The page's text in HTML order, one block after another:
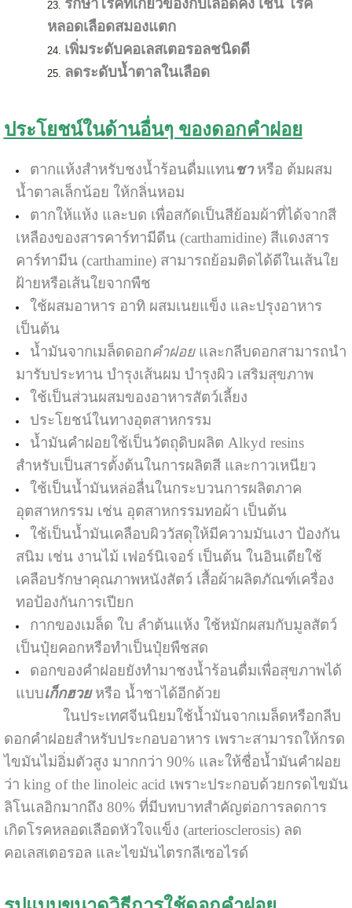
รักษาโรคที่เกี่ยวข้องกับเลือดคั่ง เช่น โรค
หลอดเลือดสมองแตก
เพิ่มระดับคอเลสเตอรอลชนิดดี
ลดระดับน้ำตาลในเลือด
ประโยชน์ในด้านอื่นๆ ของดอกคำฝอย
ตากแห้งสำหรับชงน้ำร้อนดื่มแทนชาหรือ ต้มผสม
น้ำตาลเล็กน้อย ให้กลิ่นหอม
ตากให้แห้ง และบด เพื่อสกัดเป็นสีย้อมผ้าที่ได้จากสี
เหลืองของสารคาร์ทามีดีน (carthamidine) สีแดงสาร
คาร์ทามีน (carthamine) สามารถย้อมติดได้ดีในเส้นใย
ฝ้ายหรือเส้นใยจากพืช
ใช้ผสมอาหาร อาทิ ผสมเนยแข็ง และปรุงอาหาร
เป็นต้น
น้ำมันจากเมล็ดดอกคำฝอยและกลีบดอกสามารถนำ
มารับประทาน บำรุงเส้นผม บำรุงผิว เสริมสุขภาพ
ใช้เป็นส่วนผสมของอาหารสัตว์เลี้ยง
ประโยชน์ในทางอุตสาหกรรม
น้ำมันคำฝอยใช้เป็นวัตถุดิบผลิต Alkyd resins
สำหรับเป็นสารตั้งต้นในการผลิตสี และกาวเหนียว
ใช้เป็นน้ำมันหล่อลื่นในกระบวนการผลิตภาค
อุตสาหกรรม เช่น อุตสาหกรรมทอผ้า เป็นต้น
ใช้เป็นน้ำมันเคลือบผิววัสดุให้มีความมันเงา ป้องกัน
สนิม เช่น งานไม้ เฟอร์นิเจอร์ เป็นต้น ในอินเดียใช้
เคลือบรักษาคุณภาพหนังสัตว์ เสื้อผ้าผลิตภัณฑ์เครื่อง
ทอป้องกันการเปียก
กากของเมล็ด ใบ ลำต้นแห้ง ใช้หมักผสมกับมูลสัตว์
เป็นปุ๋ยคอกหรือทำเป็นปุ๋ยพืชสด
ดอกของคำฝอยยังทำมาชงน้ำร้อนดื่มเพื่อสุขภาพได้
แบบเก็กฮวยหรือ น้ำชาได้อีกด้วย
ในประเทศจีนนิยมใช้น้ำมันจากเมล็ดหรือกลีบ
ดอกคำฝอยสำหรับประกอบอาหาร เพราะสามารถให้กรด
ไขมันไม่อิ่มตัวสูง มากกว่า 90% และให้ชื่อน้ำมันคำฝอย
ว่า king of the linoleic acid เพราะประกอบด้วยกรดไขมัน
ลิโนเลอิกมากถึง 80% ที่มีบทบาทสำคัญต่อการลดการ
เกิดโรคหลอดเลือดหัวใจแข็ง (arteriosclerosis) ลด
คอเลสเตอรอล และไขมันไตรกลีเซอไรด์